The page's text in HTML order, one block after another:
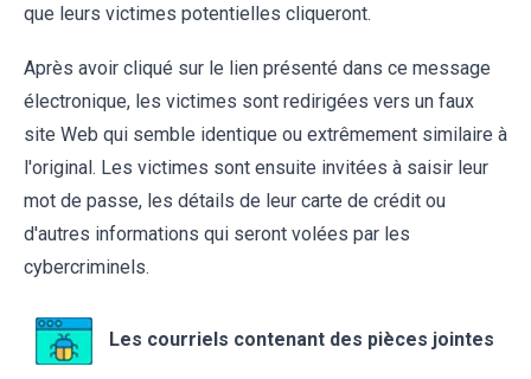
que leurs victimes potentielles cliqueront.
Après avoir cliqué sur le lien présenté dans ce message
électronique, les victimes sont redirigées vers un faux
site Web qui semble identique ou extrêmement similaire à
l'original. Les victimes sont ensuite invitées à saisir leur
mot de passe, les détails de leur carte de crédit ou
d'autres informations qui seront volées par les
cybercriminels.
Les courriels contenant des pièces jointes